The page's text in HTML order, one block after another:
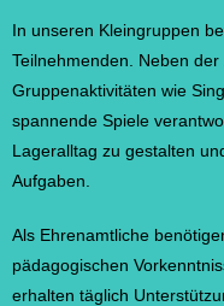
In unseren Kleingruppen
Teilnehmenden. Neben
Gruppenaktivitäten wie
spannende Spiele
Lageralltag zu gestalten
Aufgaben.
Als Ehrenamtliche
pädagogischen
erhalten täglich